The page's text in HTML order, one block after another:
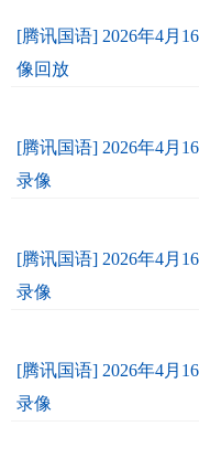
[腾讯国语] 2026年4月
像回放
[腾讯国语] 2026年4月
录像
[腾讯国语] 2026年4月
录像
[腾讯国语] 2026年4月
录像